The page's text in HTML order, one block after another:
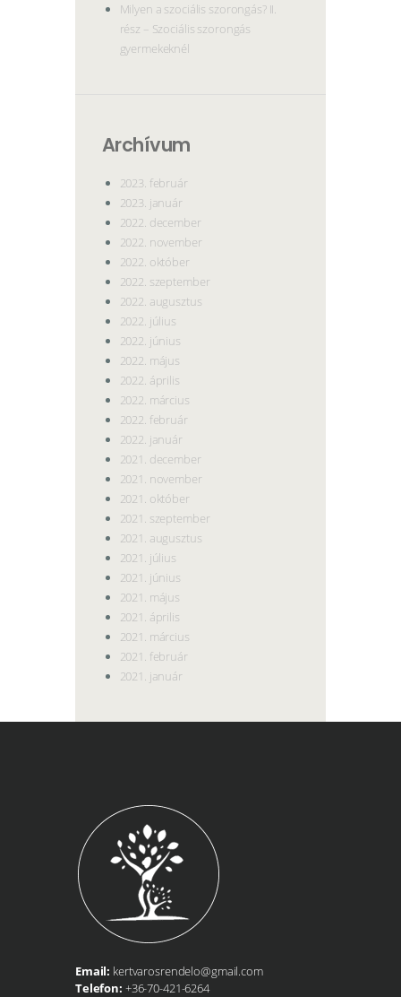
Milyen a szociális szorongás? II.
rész – Szociális szorongás
gyermekeknél
Archívum
2023. február
2023. január
2022. december
2022. november
2022. október
2022. szeptember
2022. augusztus
2022. július
2022. június
2022. május
2022. április
2022. március
2022. február
2022. január
2021. december
2021. november
2021. október
2021. szeptember
2021. augusztus
2021. július
2021. június
2021. május
2021. április
2021. március
2021. február
2021. január
Email: kertvarosrendelo@gmail.com
Telefon: +36-70-421-6264